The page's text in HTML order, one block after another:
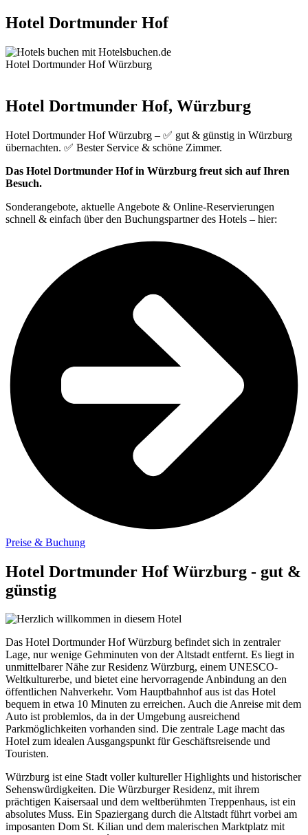
Hotel Dortmunder Hof
Hotel Dortmunder Hof Würzburg
Hotel Dortmunder Hof, Würzburg
Hotel Dortmunder Hof Würzubrg – ✅ gut & günstig in Würzburg
übernachten. ✅ Bester Service & schöne Zimmer.
Das Hotel Dortmunder Hof in Würzburg freut sich auf Ihren
Besuch.
Sonderangebote, aktuelle Angebote & Online-Reservierungen
schnell & einfach über den Buchungspartner des Hotels – hier:
Preise & Buchung
Hotel Dortmunder Hof Würzburg - gut &
günstig
Das Hotel Dortmunder Hof Würzburg befindet sich in zentraler
Lage, nur wenige Gehminuten von der Altstadt entfernt. Es liegt in
unmittelbarer Nähe zur Residenz Würzburg, einem UNESCO-
Weltkulturerbe, und bietet eine hervorragende Anbindung an den
öffentlichen Nahverkehr. Vom Hauptbahnhof aus ist das Hotel
bequem in etwa 10 Minuten zu erreichen. Auch die Anreise mit dem
Auto ist problemlos, da in der Umgebung ausreichend
Parkmöglichkeiten vorhanden sind. Die zentrale Lage macht das
Hotel zum idealen Ausgangspunkt für Geschäftsreisende und
Touristen.
Würzburg ist eine Stadt voller kultureller Highlights und historischer
Sehenswürdigkeiten. Die Würzburger Residenz, mit ihrem
prächtigen Kaisersaal und dem weltberühmten Treppenhaus, ist ein
absolutes Muss. Ein Spaziergang durch die Altstadt führt vorbei am
imposanten Dom St. Kilian und dem malerischen Marktplatz mit